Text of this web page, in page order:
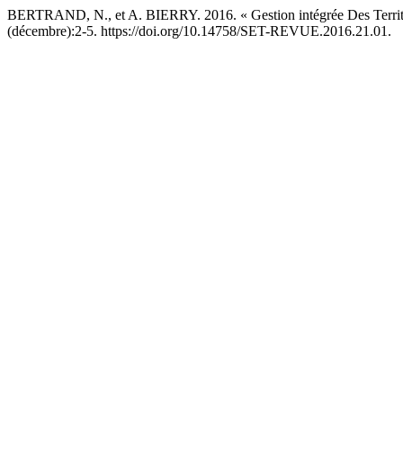
BERTRAND, N., et A. BIERRY. 2016. « Gestion intégrée Des
(décembre):2-5. https://doi.org/10.14758/SET-REVUE.2016.21.01.